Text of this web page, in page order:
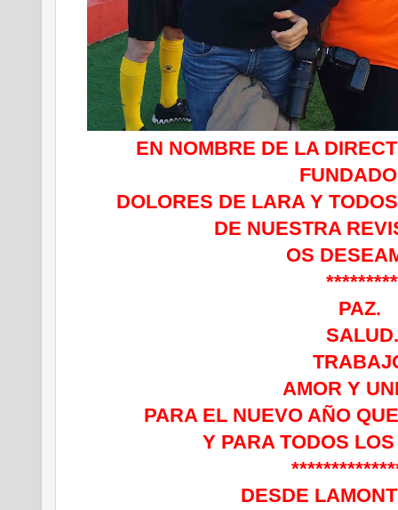
EN NOMBRE DE LA
DOLORES DE LARA Y
DE NUESTRA
OS
*********
PAZ.
SALUD.
AMOR Y
PARA EL NUEVO AÑO
Y PARA TODOS
DESDE